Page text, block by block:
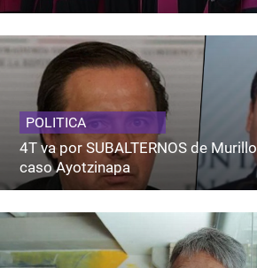
POLITICA
4T va por SUBALTERNOS de
caso Ayotzinapa